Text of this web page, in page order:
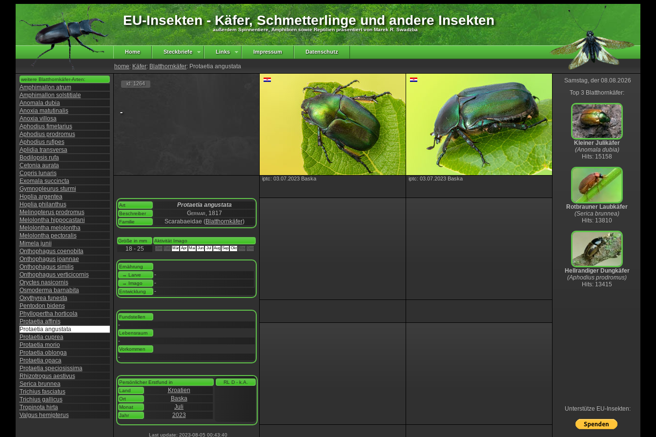
EU-Insekten - Käfer, Schmetterlinge und andere Insekten
außerdem Spinnentiere, Amphibien sowie Reptilien präsentiert von Marek R. Swadzba
Home Steckbriefe Links Impressum Datenschutz
home: Käfer: Blatthornkäfer: Protaetia angustata
weitere Blatthornkäfer-Arten:
Amphimallon atrum
Amphimallon solstitiale
Anomala dubia
Anoxia matutinalis
Anoxia villosa
Aphodius fimetarius
Aphodius prodromus
Aphodius rufipes
Aplidia transversa
Bodilopsis rufa
Cetonia aurata
Copris lunaris
Exomala succincta
Gymnopleurus sturmi
Hoplia argentea
Hoplia philanthus
Melinopterus prodromus
Melolontha hippocastani
Melolontha melolontha
Melolontha pectoralis
Mimela junii
Onthophagus coenobita
Onthophagus joannae
Onthophagus similis
Onthophagus verticicornis
Oryctes nasicornis
Osmoderma barnabita
Oxythyrea funesta
Pentodon bidens
Phyllopertha horticola
Protaetia affinis
Protaetia angustata
Protaetia cuprea
Protaetia morio
Protaetia oblonga
Protaetia opaca
Protaetia speciosissima
Rhizotrogus aestivus
Serica brunnea
Trichius fasciatus
Trichius gallicus
Tropinota hirta
Valgus hemipterus
id: 1264
-
Art Protaetia angustata
Beschreiber Germar, 1817
Familie Scarabaeidae (Blatthornkäfer)
Größe in mm Aktivität Imago
18 - 25 Mär Apr Mai Jun Jul Aug Sep Okt
Ernährung
→ Larve
-
→ Imago -
Entwicklung -
Fundstellen
-
Lebensraum
-
Vorkommen
-
Persönlicher Erstfund in
Land
Kroatien
Ort Baska
Monat Juli
Jahr 2023
RL D - k.A.
Last update: 2023-08-05 00:43:40
iptc: 03.07.2023 Baska iptc: 03.07.2023 Baska
Samstag, der 08.08.2026
Top 3 Blatthornkäfer:
Kleiner Julikäfer
(Anomala dubia)
Hits: 15158
Rotbrauner Laubkäfer
(Serica brunnea)
Hits: 13810
Hellrandiger Dungkäfer
(Aphodius prodromus)
Hits: 13415
Unterstütze EU-Insekten: